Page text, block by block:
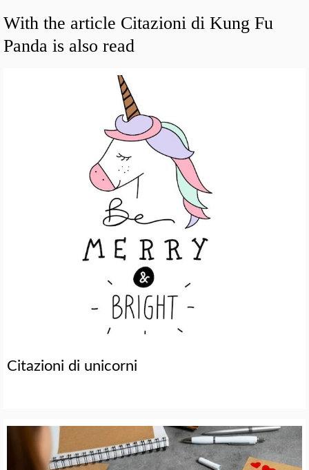
With the article Citazioni di Kung Fu
Panda is also read
Citazioni di unicorni